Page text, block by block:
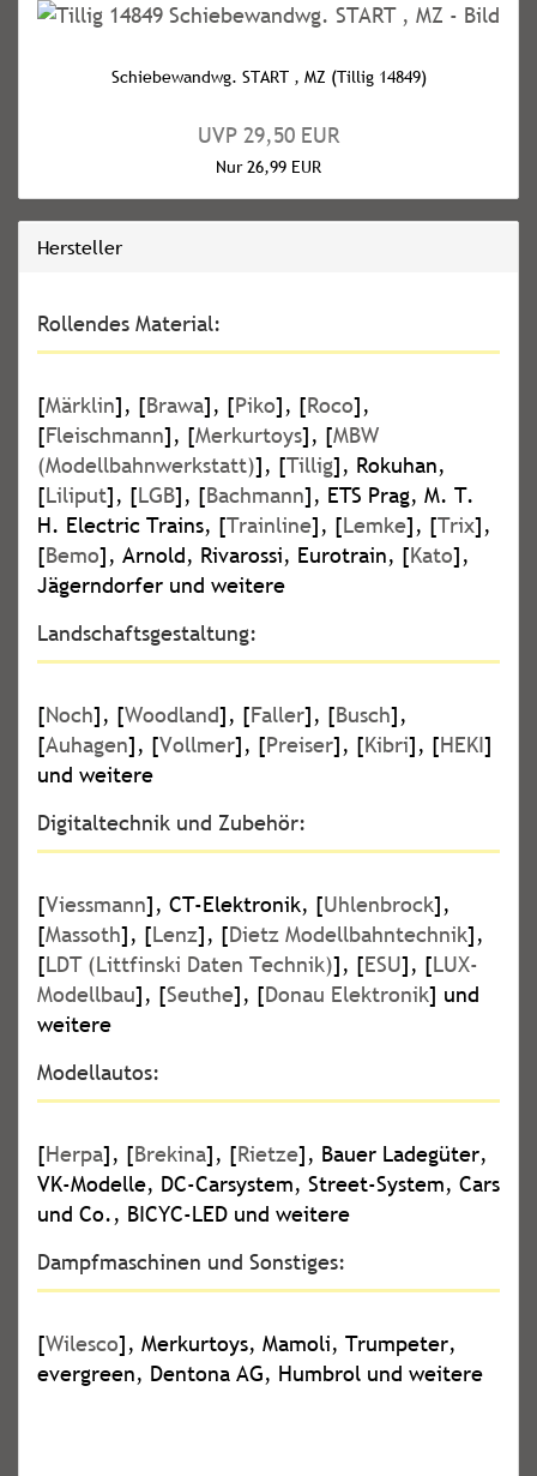
Schiebewandwg. START , MZ (Tillig 14849)
UVP 29,50 EUR
Nur 26,99 EUR
Hersteller
Rollendes Material:
[Märklin], [Brawa], [Piko], [Roco],
[Fleischmann], [Merkurtoys], [MBW
(Modellbahnwerkstatt)], [Tillig], Rokuhan,
[Liliput], [LGB], [Bachmann], ETS Prag, M. T.
H. Electric Trains, [Trainline], [Lemke], [Trix],
[Bemo], Arnold, Rivarossi, Eurotrain, [Kato],
Jägerndorfer und weitere
Landschaftsgestaltung:
[Noch], [Woodland], [Faller], [Busch],
[Auhagen], [Vollmer], [Preiser], [Kibri], [HEKI]
und weitere
Digitaltechnik und Zubehör:
[Viessmann], CT-Elektronik, [Uhlenbrock],
[Massoth], [Lenz], [Dietz Modellbahntechnik],
[LDT (Littfinski Daten Technik)], [ESU], [LUX-
Modellbau], [Seuthe], [Donau Elektronik] und
weitere
Modellautos:
[Herpa], [Brekina], [Rietze], Bauer Ladegüter,
VK-Modelle, DC-Carsystem, Street-System, Cars
und Co., BICYC-LED und weitere
Dampfmaschinen und Sonstiges:
[Wilesco], Merkurtoys, Mamoli, Trumpeter,
evergreen, Dentona AG, Humbrol und weitere